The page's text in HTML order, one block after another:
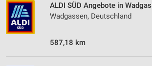
ALDI SÜD Angebote in
Wadgassen, Deutschland
587,18 km